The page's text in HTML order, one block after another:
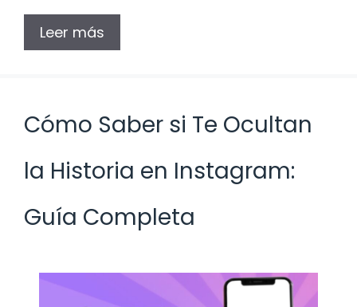
Leer más
Cómo Saber si Te Ocultan
la Historia en Instagram:
Guía Completa